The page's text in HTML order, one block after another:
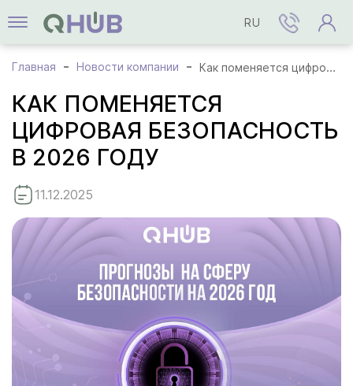
RU
Главная Новости компании Как поменяется цифровая безопасность в 2026 году
КАК ПОМЕНЯЕТСЯ
ЦИФРОВАЯ БЕЗОПАСНОСТЬ
В 2026 ГОДУ
11.12.2025